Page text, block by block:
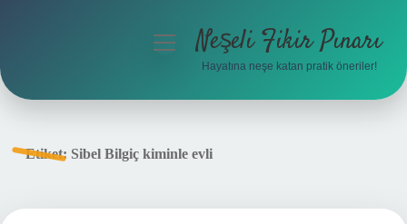
menüyüNeşeli Fikir Pınarı
Hayatına neşe katan pratik öneriler!
Etiket: Sibel Bilgiç kiminle evli